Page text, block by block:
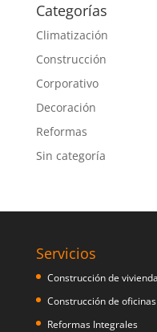
Categorías
Climatización
Construcción
Corporativo
Decoración
Reformas
Sin categoría
Servicios
Construcción de
Construcción de
Reformas Integrales